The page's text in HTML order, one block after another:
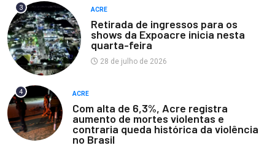
3 ACRE
Retirada de ingressos para os
shows da Expoacre inicia nesta
quarta-feira
28 de julho de 2026
4 ACRE
Com alta de 6,3%, Acre registra
aumento de mortes violentas e
contraria queda histórica da violência
no Brasil